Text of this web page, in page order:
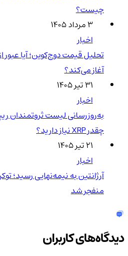
چیست؟
۳ مرداد ۱۴۰۵
اخبار
آغاز می‌کند؟
۳۱ تیر ۱۴۰۵
اخبار
چقدر XRP نیاز دارید؟
۲۱ تیر ۱۴۰۵
اخبار
منفجر شد
دیدگاه‌های کاربران